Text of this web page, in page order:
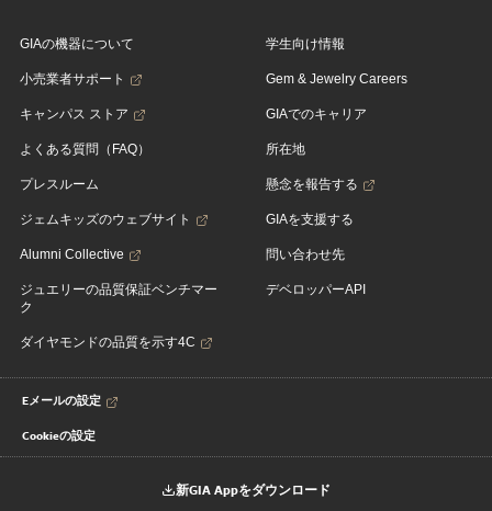
GIAの機器について
小売業者サポート
キャンパス ストア
よくある質問（FAQ）
プレスルーム
ジェムキッズのウェブサイト
Alumni Collective
ジュエリーの品質保証ベンチマー
ク
ダイヤモンドの品質を示す4C
学生向け情報
Gem & Jewelry Careers
GIAでのキャリア
所在地
懸念を報告する
GIAを支援する
問い合わせ先
デベロッパーAPI
Eメールの設定
Cookieの設定
新GIA Appをダウンロード